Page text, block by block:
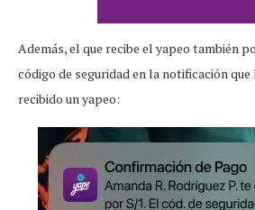
Además, el que recibe el yapeo también
código de seguridad en la notificación
recibido un yapeo: